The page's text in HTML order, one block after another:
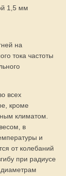
1,5 мм
на
тока частоты
всех
кроме
климатом.
в
и
от колебаний
при радиусе